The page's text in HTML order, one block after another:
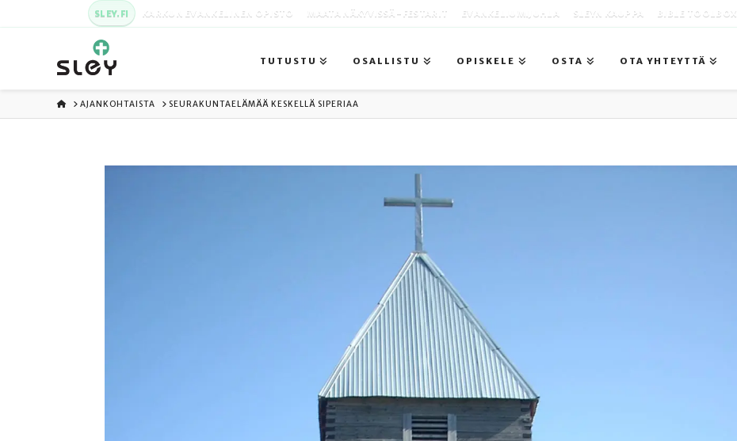
SLEY.FI KARKUN EVANKELINEN OPISTO MAATA NÄKYVISSÄ -FESTARIT EVANKELIUMIJUHLA SLEYN KAUPPA BIBLE TOOLBOX
TUTUSTU OSALLISTU OPISKELE OSTA OTA YHTEYTTÄ
ETUSIVU
AJANKOHTAISTA SEURAKUNTAELÄMÄÄ KESKELLÄ SIPERIAA